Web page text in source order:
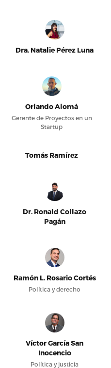
Dra. Natalie Pérez Luna
Orlando Alomá
Gerente de Proyectos en un
Startup
Tomás Ramírez
Dr. Ronald Collazo
Pagán
Ramón L. Rosario Cortés
Política y derecho
Víctor García San
Inocencio
Política y justicia